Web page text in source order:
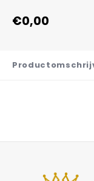
Betaalmethoden
€0,00